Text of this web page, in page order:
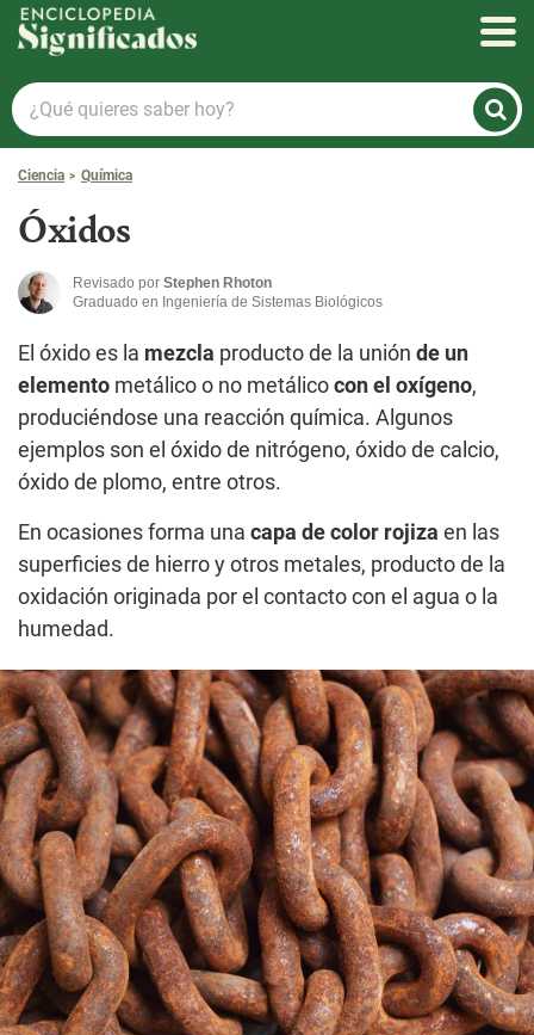
Enciclopedia Significados
¿Qué
quieres
saber
hoy?
Ciencia Química
Óxidos
Revisado por Stephen Rhoton
Graduado en Ingeniería de Sistemas Biológicos
El óxido es la mezcla producto de la unión de un
elemento metálico o no metálico con el oxígeno,
produciéndose una reacción química. Algunos
ejemplos son el óxido de nitrógeno, óxido de calcio,
óxido de plomo, entre otros.
En ocasiones forma una capa de color rojiza en las
superficies de hierro y otros metales, producto de la
oxidación originada por el contacto con el agua o la
humedad.